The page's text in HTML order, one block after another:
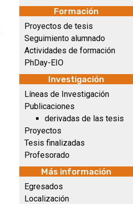
Formación
Proyectos de tesis
Seguimiento alumnado
Actividades de formación
PhDay-EIO
Investigación
Líneas de Investigación
Publicaciones
derivadas de las tesis
Proyectos
Tesis finalizadas
Profesorado
Más información
Egresados
Localización